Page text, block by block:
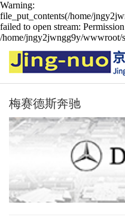
Warning:
file_put_contents(/home/
failed to open stream:
/home/jngy2jwngg9y/wwwroot/
梅赛德斯奔驰